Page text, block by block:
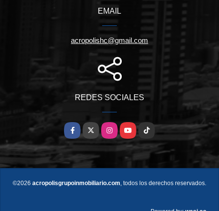
EMAIL
acropolishc@gmail.com
REDES SOCIALES
Facebook
X InstagramYouTubeTikTok
©2026 acropolisgrupoinmobiliario.com, todos los derechos reservados.